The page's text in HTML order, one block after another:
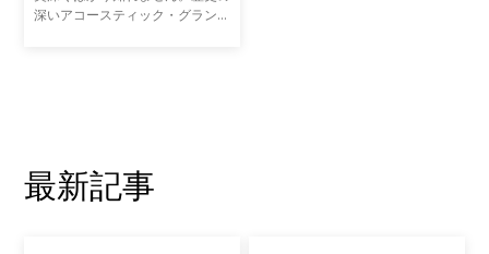
深いアコースティック・グランド
最新記事